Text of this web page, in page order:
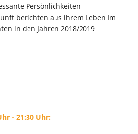
Persönlichkeiten
berichten aus ihrem Leben Im
in den Jahren 2018/2019
- 21:30 Uhr: